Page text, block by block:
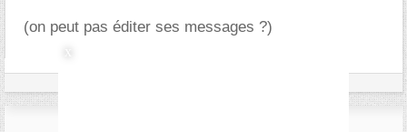
(on peut pas éditer ses messages ?)